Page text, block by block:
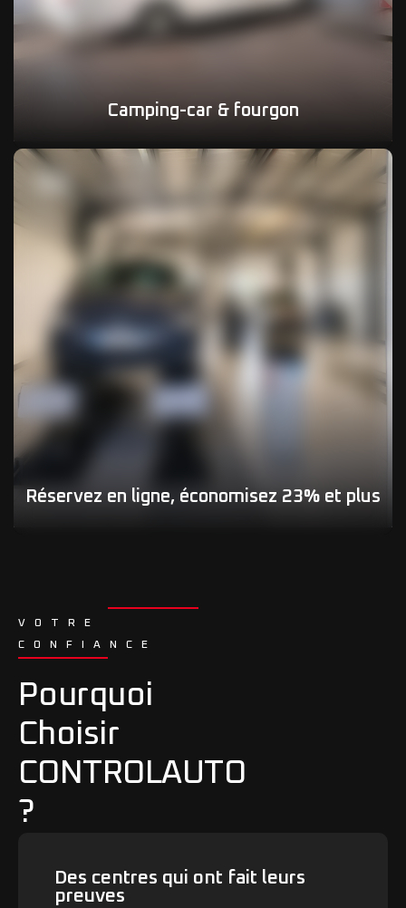
Camping-car & fourgon
Réservez en ligne, économisez 23% et plus
VOTRE
CONFIANCE
Pourquoi
Choisir
CONTROLAUTO
?
Des centres qui ont fait leurs
preuves